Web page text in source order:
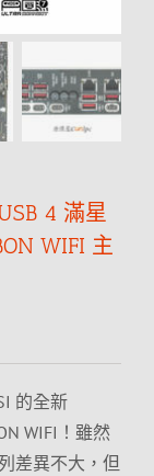
4 滿星
WIFI 主
的全新
WIFI！雖然
差異不大，但